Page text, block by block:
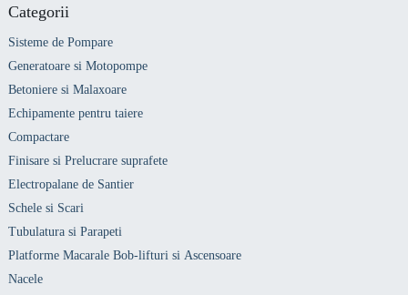
Categorii
Sisteme de Pompare
Generatoare si Motopompe
Betoniere si Malaxoare
Echipamente pentru taiere
Compactare
Finisare si Prelucrare suprafete
Electropalane de Santier
Schele si Scari
Tubulatura si Parapeti
Platforme Macarale Bob-lifturi si Ascensoare
Nacele